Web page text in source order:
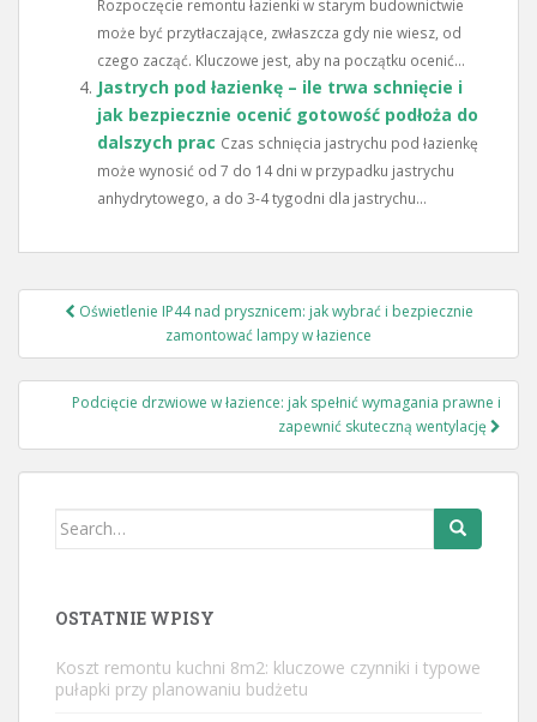
Rozpoczęcie remontu łazienki w starym budownictwie
może być przytłaczające, zwłaszcza gdy nie wiesz, od
czego zacząć. Kluczowe jest, aby na początku ocenić...
Jastrych pod łazienkę – ile trwa schnięcie i
jak bezpiecznie ocenić gotowość podłoża do
dalszych prac Czas schnięcia jastrychu pod łazienkę
może wynosić od 7 do 14 dni w przypadku jastrychu
anhydrytowego, a do 3-4 tygodni dla jastrychu...
Nawigacja
Oświetlenie IP44 nad prysznicem: jak wybrać i bezpiecznie
zamontować lampy w łazience
Podcięcie drzwiowe w łazience: jak spełnić wymagania prawne i
zapewnić skuteczną wentylację
Search
OSTATNIE WPISY
Koszt remontu kuchni 8m2: kluczowe czynniki i typowe
pułapki przy planowaniu budżetu